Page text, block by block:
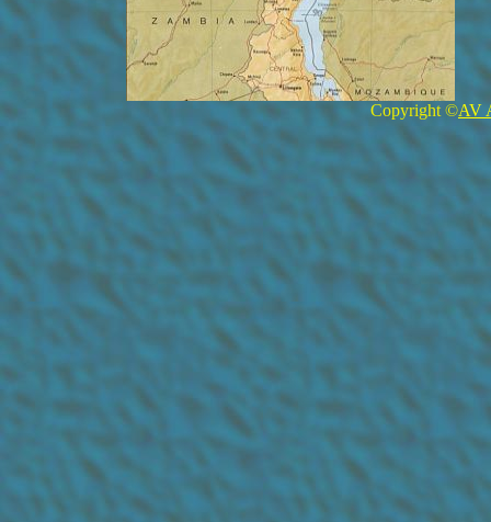
Copyright ©AV